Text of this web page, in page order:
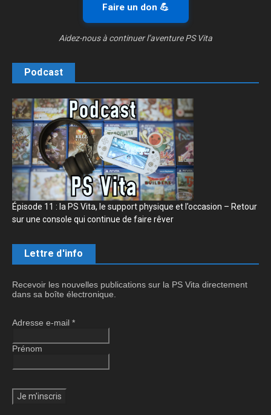
Faire un don 💪
Aidez-nous à continuer l’aventure PS Vita
Podcast
Épisode 11 : la PS Vita, le support physique et l’occasion – Retour
sur une console qui continue de faire rêver
Lettre d'info
Recevoir les nouvelles publications sur la PS Vita directement
dans sa boîte électronique.
Adresse e-mail *
Prénom